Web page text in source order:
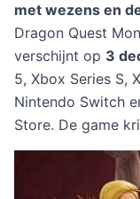
met wezens en
Dragon Quest
verschijnt op 3
5, Xbox Series S,
Nintendo Switch
Store. De game